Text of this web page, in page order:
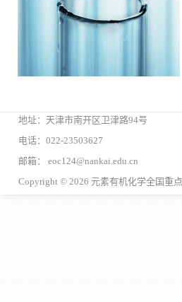
地址：天津市南开区卫津路94号
电话：022-23503627
邮箱： eoc124@nankai.edu.cn
Copyright © 2026 元素有机化学全国重